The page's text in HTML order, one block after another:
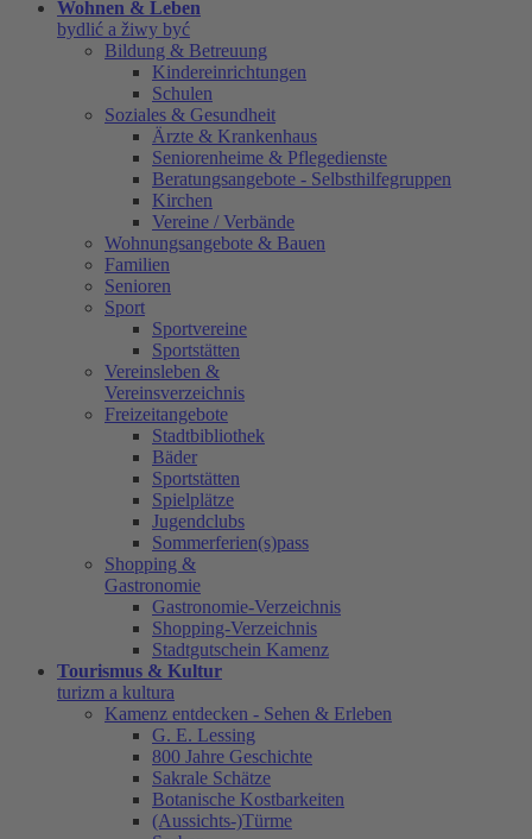
Wohnen & Leben
bydlić a žiwy być
Bildung & Betreuung
Kindereinrichtungen
Schulen
Soziales & Gesundheit
Ärzte & Krankenhaus
Seniorenheime & Pflegedienste
Beratungsangebote - Selbsthilfegruppen
Kirchen
Vereine / Verbände
Wohnungsangebote & Bauen
Familien
Senioren
Sport
Sportvereine
Sportstätten
Vereinsleben &
Vereinsverzeichnis
Freizeitangebote
Stadtbibliothek
Bäder
Sportstätten
Spielplätze
Jugendclubs
Sommerferien(s)pass
Shopping &
Gastronomie
Gastronomie-Verzeichnis
Shopping-Verzeichnis
Stadtgutschein Kamenz
Tourismus & Kultur
turizm a kultura
Kamenz entdecken - Sehen & Erleben
G. E. Lessing
800 Jahre Geschichte
Sakrale Schätze
Botanische Kostbarkeiten
(Aussichts-)Türme